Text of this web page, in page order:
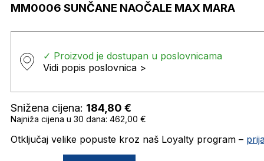
MM0006 SUNČANE NAOČALE MAX MARA
✓ Proizvod je dostupan u poslovnicama
Vidi popis poslovnica >
Snižena cijena: 184,80 €
Najniža cijena u 30 dana: 462,00 €
Otključaj velike popuste kroz naš Loyalty program –